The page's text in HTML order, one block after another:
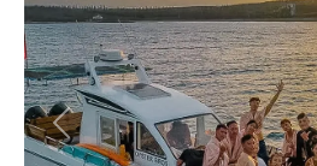
Previous